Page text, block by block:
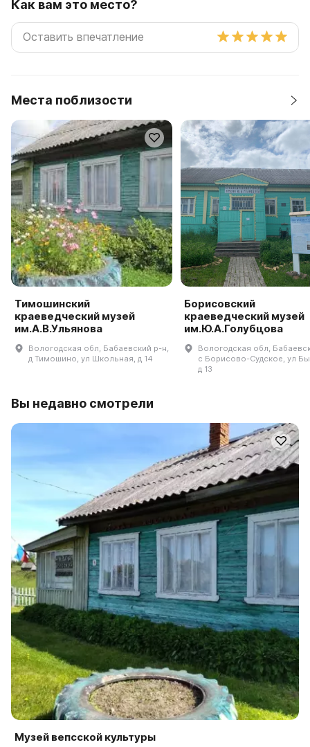
Как вам это место?
Места поблизости
Тимошинский
краеведческий музей
им.А.В.Ульянова
Вологодская обл, Бабаевский р-н,
д Тимошино, ул Школьная, д 14
Борисовский
краеведческий музей
им.Ю.А.Голубцова
Вологодская обл,
с Борисово-Судское, ул
д 13
Вы недавно смотрели
Музей вепсской культуры